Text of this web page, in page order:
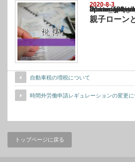
2020-8-3
Warning
: Undefined array key
/home/netst/kuno-cpa.co.jp/
on line183
親子ローン
自動車税の増税について
時間外労働申請レギュレーションの変更に
トップページに戻る